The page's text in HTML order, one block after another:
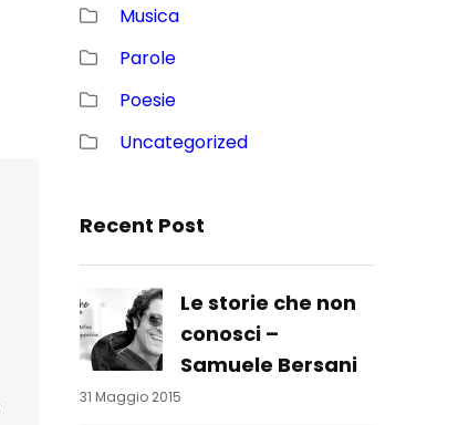
Musica
Parole
Poesie
Uncategorized
Recent Post
Le storie che non
conosci –
Samuele Bersani
31 Maggio 2015